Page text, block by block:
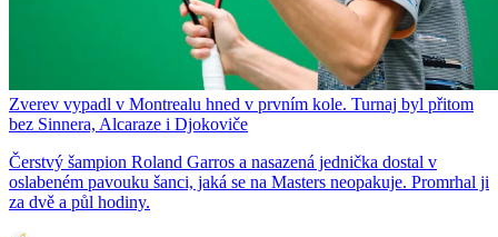
Zverev vypadl v Montrealu hned v prvním kole. Turnaj byl přitom
bez Sinnera, Alcaraze i Djokoviče
Čerstvý šampion Roland Garros a nasazená jednička dostal v
oslabeném pavouku šanci, jaká se na Masters neopakuje. Promrhal ji
za dvě a půl hodiny.